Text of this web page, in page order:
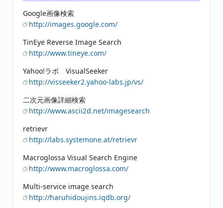
Google画像検索
http://images.google.com/
TinEye Reverse Image Search
http://www.tineye.com/
Yahoo!ラボ VisualSeeker
http://visseeker2.yahoo-labs.jp/vs/
二次元画像詳細検索
http://www.ascii2d.net/imagesearch
retrievr
http://labs.systemone.at/retrievr
Macroglossa Visual Search Engine
http://www.macroglossa.com/
Multi-service image search
http://haruhidoujins.iqdb.org/